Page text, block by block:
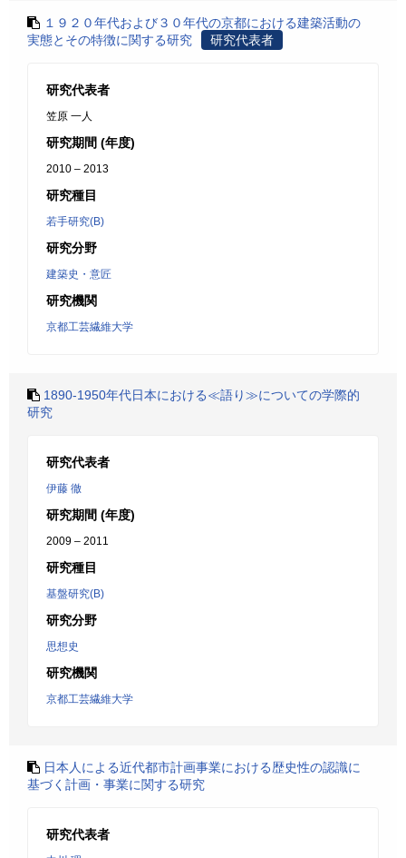
１９２０年代および３０年代の京都における建築活動の
実態とその特徴に関する研究
研究代表者
研究代表者
笠原 一人
研究期間 (年度)
2010 – 2013
研究種目
若手研究(B)
研究分野
建築史・意匠
研究機関
京都工芸繊維大学
1890-1950年代日本における≪語り≫についての学際的
研究
研究代表者
伊藤 徹
研究期間 (年度)
2009 – 2011
研究種目
基盤研究(B)
研究分野
思想史
研究機関
京都工芸繊維大学
日本人による近代都市計画事業における歴史性の認識に
基づく計画・事業に関する研究
研究代表者